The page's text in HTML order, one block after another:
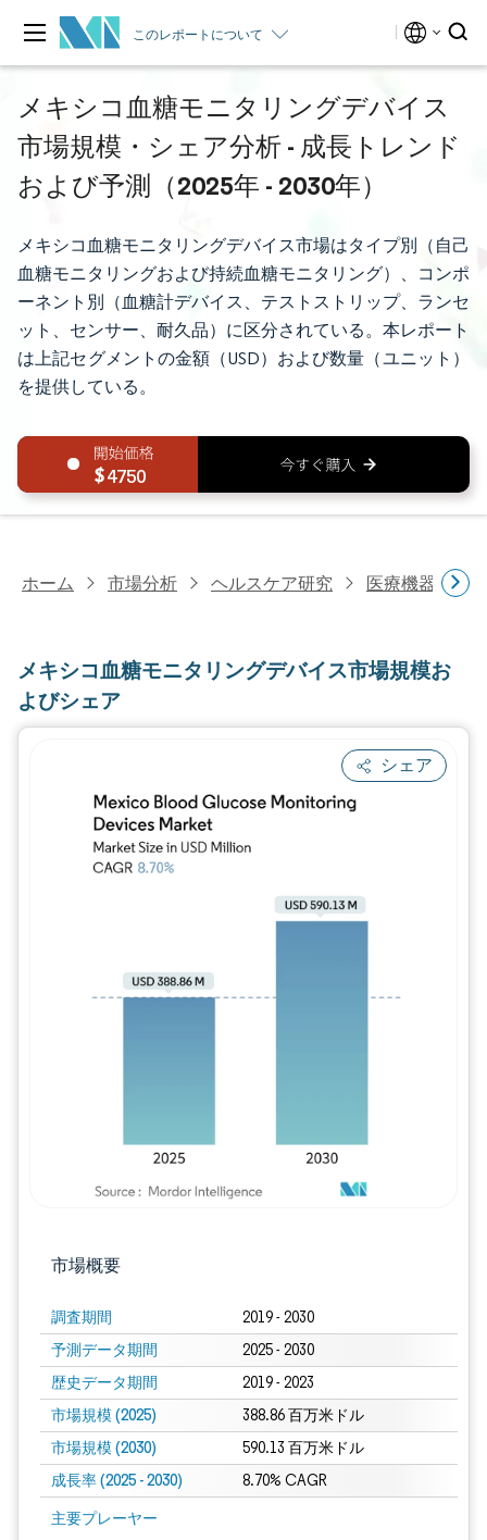
このレポートについて
メキシコ血糖モニタリングデバイス
市場規模・シェア分析 - 成長トレンド
および予測（2025年 - 2030年）
メキシコ血糖モニタリングデバイス市場はタイプ別（自己
血糖モニタリングおよび持続血糖モニタリング）、コンポ
ーネント別（血糖計デバイス、テストストリップ、ランセ
ット、センサー、耐久品）に区分されている。本レポート
は上記セグメントの金額（USD）および数量（ユニット）
を提供している。
4750
ホーム 市場分析 ヘルスケア研究 医療機器研究
メキシコ血糖モニタリングデバイス市場規模お
よびシェア
シェア
市場概要
調査期間 2019 - 2030
予測データ期間 2025 - 2030
歴史データ期間 2019 - 2023
市場規模 (2025) 388.86 百万米ドル
市場規模 (2030) 590.13 百万米ドル
成長率 (2025 - 2030) 8.70% CAGR
主要プレーヤー
画像 © Mordor Intelligence。再利用にはCC BY 4.0の表示が必要です。